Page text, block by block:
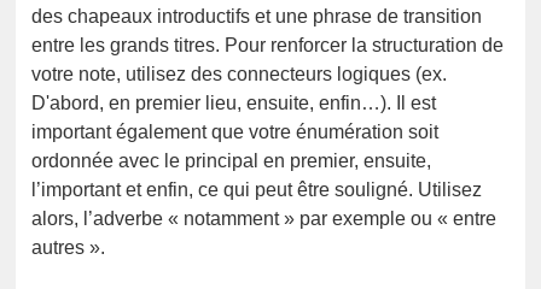
des chapeaux introductifs et une phrase de transition
entre les grands titres. Pour renforcer la structuration de
votre note, utilisez des connecteurs logiques (ex.
D'abord, en premier lieu, ensuite, enfin…). Il est
important également que votre énumération soit
ordonnée avec le principal en premier, ensuite,
l’important et enfin, ce qui peut être souligné. Utilisez
alors, l’adverbe « notamment » par exemple ou « entre
autres ».